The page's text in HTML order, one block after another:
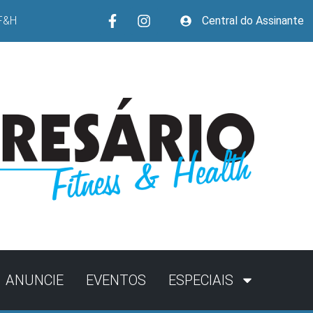
Central do Assinante
ANUNCIE EVENTOS ESPECIAIS